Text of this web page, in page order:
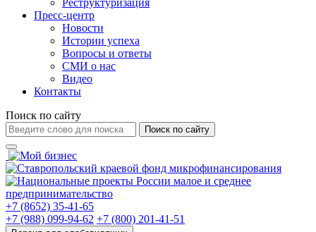
Реструктуризация
Пресс-центр
Новости
Истории успеха
Вопросы и ответы
СМИ о нас
Видео
Контакты
Поиск по сайту
Поиск по сайту
+7 (8652) 35-41-65
+7 (988) 099-94-62 +7 (800) 201-41-51